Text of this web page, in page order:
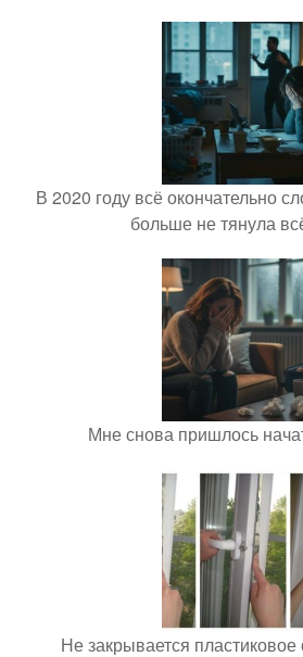
В 2020 году всё окончательно
больше не тянула
Мне снова пришлось
Не закрывается